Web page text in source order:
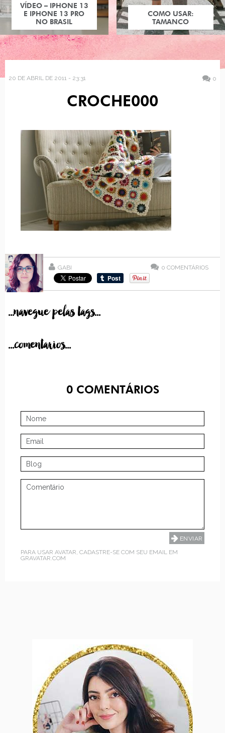
VÍDEO – IPHONE 13
E IPHONE 13 PRO
NO BRASIL
COMO USAR:
TAMANCO
20 DE ABRIL DE 2011 - 23:31 0
CROCHE000
GABI 0 COMENTÁRIOS
...navegue pelas tags...
...comentarios...
0COMENTÁRIOS
PARA USAR AVATAR, CADASTRE-SE COM SEU EMAIL EM
GRAVATAR.COM